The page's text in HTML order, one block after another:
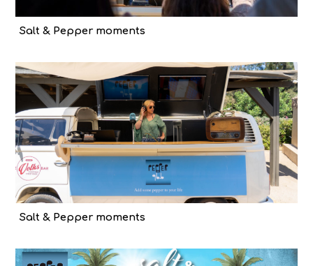
Salt & Pepper moments
Salt & Pepper moments